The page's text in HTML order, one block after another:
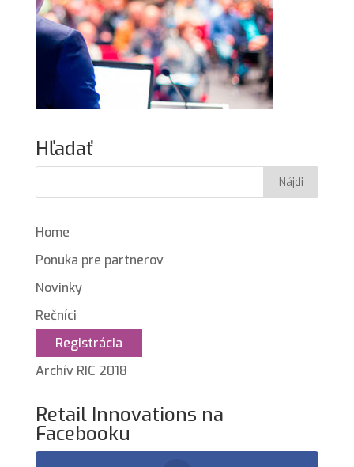
Hľadať
Home
Ponuka pre partnerov
Novinky
Rečníci
Registrácia
Archív RIC 2018
Retail Innovations na
Facebooku